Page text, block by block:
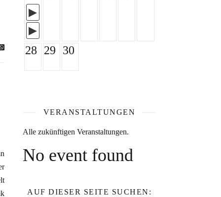
28 29 30
VERANSTALTUNGEN
Alle zukünftigen Veranstaltungen.
No event found
AUF DIESER SEITE SUCHEN: